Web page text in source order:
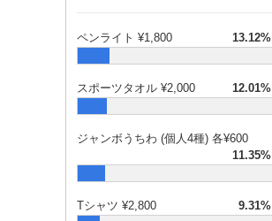
ペンライト ¥1,800 13.12%
スポーツタオル ¥2,000 12.01%
ジャンボうちわ (個人4種) 各¥600
11.35%
Tシャツ ¥2,800 9.31%